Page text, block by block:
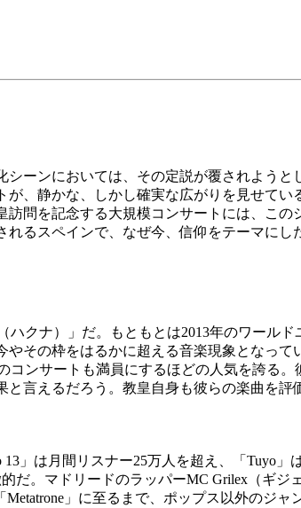
ーンにおいては、その定説が覆されよう
、静かな、しかし確実な広がりを見せてい
問を記念する大規模コンサートには、こ
るスペインで、なぜ今、信仰をテーマに
クナ）」だ。もともとは2013年のワール
その枠をはるかに超える音楽現象となって
コンサートも満員にするほどの人気を誇る
言えるだろう。教皇自身も彼らの楽曲を
」は月間リスナー25万人を超え、「Tuyo
。マドリードのラッパーMC Grilex（ギジ
」に至るまで、ポップス以外のジャ